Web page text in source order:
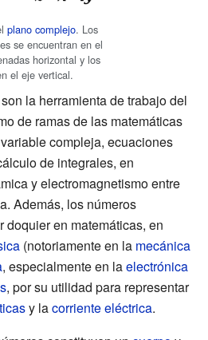
plano complejo. Los
se encuentran en el
horizontal y los
el eje vertical.
la herramienta de trabajo del
de ramas de las matemáticas
compleja, ecuaciones
de integrales, en
y electromagnetismo entre
Además, los números
en matemáticas, en
(notoriamente en la mecánica
, especialmente en laelectrónica
, por su utilidad para representar
y lacorriente eléctrica.